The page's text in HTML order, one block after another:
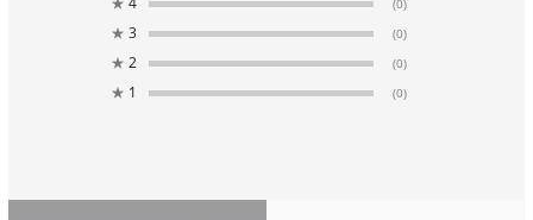
(0)
★ 3 (0)
★ 2 (0)
★ 1 (0)